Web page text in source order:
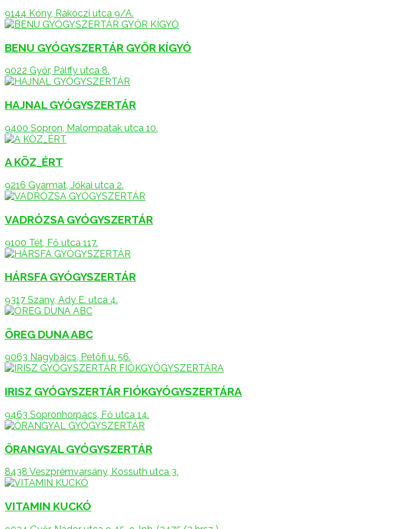
9144 Kóny, Rákóczi utca 9/A.
BENU GYÓGYSZERTÁR GYŐR KÍGYÓ
9022 Győr, Pálffy utca 8.
HAJNAL GYÓGYSZERTÁR
9400 Sopron, Malompatak utca 10.
A KÖZ_ÉRT
9216 Gyarmat, Jókai utca 2.
VADRÓZSA GYÓGYSZERTÁR
9100 Tét, Fő utca 117.
HÁRSFA GYÓGYSZERTÁR
9317 Szany, Ady E. utca 4.
ÖREG DUNA ABC
9063 Nagybajcs, Petőfi u. 56.
IRISZ GYÓGYSZERTÁR FIÓKGYÓGYSZERTÁRA
9463 Sopronhorpács, Fő utca 14.
ŐRANGYAL GYÓGYSZERTÁR
8438 Veszprémvarsány, Kossuth utca 3.
VITAMIN KUCKÓ